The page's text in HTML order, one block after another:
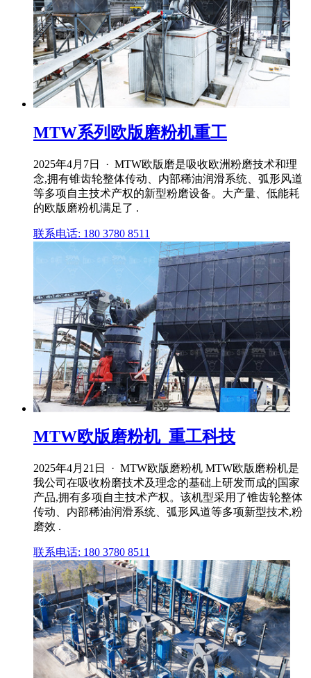
MTW系列欧版磨粉机重工
2025年4月7日 · MTW欧版磨是吸收欧洲粉磨技术和理
念,拥有锥齿轮整体传动、内部稀油润滑系统、弧形风道
等多项自主技术产权的新型粉磨设备。大产量、低能耗
的欧版磨粉机满足了 .
联系电话: 180 3780 8511
MTW欧版磨粉机_重工科技
2025年4月21日 · MTW欧版磨粉机 MTW欧版磨粉机是
我公司在吸收粉磨技术及理念的基础上研发而成的国家
产品,拥有多项自主技术产权。该机型采用了锥齿轮整体
传动、内部稀油润滑系统、弧形风道等多项新型技术,粉
磨效 .
联系电话: 180 3780 8511